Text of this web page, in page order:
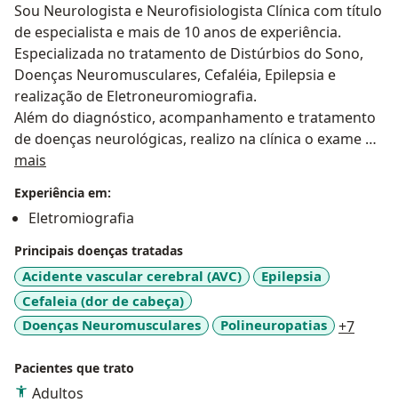
Sou Neurologista e Neurofisiologista Clínica com título
de especialista e mais de 10 anos de experiência.
Especializada no tratamento de Distúrbios do Sono,
Doenças Neuromusculares, Cefaléia, Epilepsia e
realização de Eletroneuromiografia.
Além do diagnóstico, acompanhamento e tratamento
de doenças neurológicas, realizo na clínica o exame de
Eletroneuromiografia, que avalia os nervos periféricos
e músculos, com o intuito de determinar se há
comprometimento e o grau de comprometimento
dessas estruturas, auxiliando no diagnóstico de
doenças.
Também realizo aplicação de Toxina Botulínica para
diversas condições neurológicas.
Acredito que o conhecimento, o humanismo e o
compromisso com o paciente são fundamentais e a
mais
Experiência em:
Eletromiografia
Principais doenças tratadas
Acidente vascular cerebral (AVC)
Epilepsia
Cefaleia (dor de cabeça)
Doenças Neuromusculares
Polineuropatias +7
Pacientes que trato
Adultos